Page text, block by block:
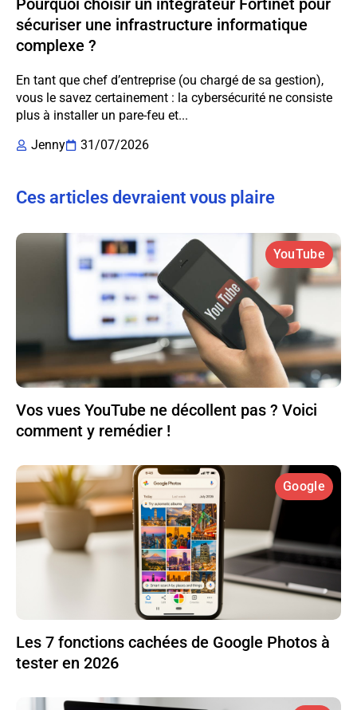
sécuriser une infrastructure informatique
complexe ?
En tant que chef d’entreprise (ou chargé de sa gestion),
vous le savez certainement : la cybersécurité ne consiste
plus à installer un pare-feu et...
Jenny
31/07/2026
Ces articles devraient vous plaire
YouTube
Vos vues YouTube ne décollent pas ? Voici
comment y remédier !
Google
Les 7 fonctions cachées de Google Photos à
tester en 2026